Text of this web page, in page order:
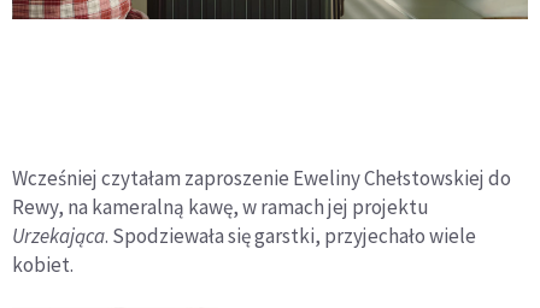
Wcześniej czytałam zaproszenie Eweliny Chełstowskiej do
Rewy, na kameralną kawę, w ramach jej projektu
Urzekająca. Spodziewała się garstki, przyjechało wiele
kobiet.